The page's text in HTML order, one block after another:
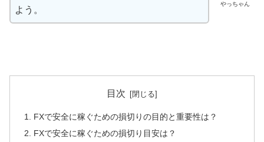
やっちゃん
よう。
目次
FXで安全に稼ぐための損切りの目的と重要性は？
FXで安全に稼ぐための損切り目安は？